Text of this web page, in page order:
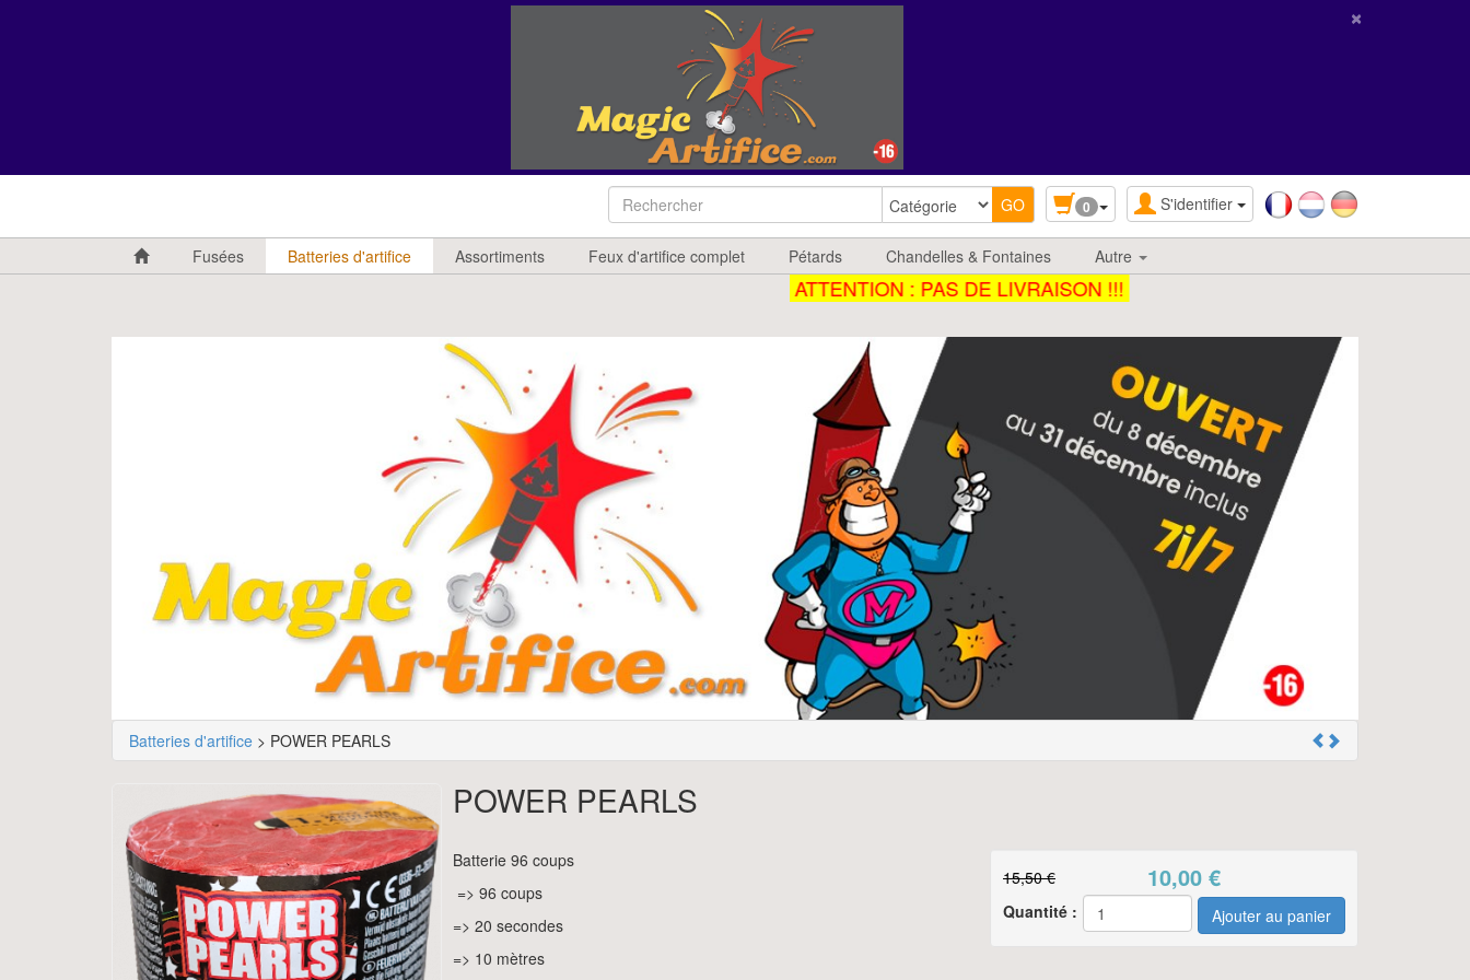
×
S'identifier
0
Fusées Batteries d'artifice Assortiments Feux d'artifice complet Pétards Chandelles & Fontaines Autre
ATTENTION : PAS DE LIVRAISON !!!
Batteries d'artifice > POWER PEARLS
POWER PEARLS
15,50 € 10,00 €
Quantité :
Batterie 96 coups
=> 96 coups
=> 20 secondes
=> 10 mètres